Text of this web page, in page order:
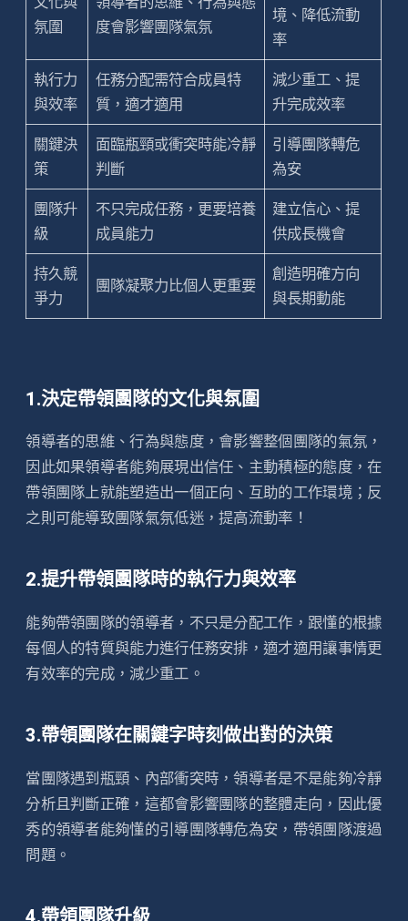
氛圍
度會影響團隊氣氛
境、降低流動
率
執行力
與效率
任務分配需符合成員特
質，適才適用
減少重工、提
升完成效率
關鍵決
策
面臨瓶頸或衝突時能冷靜
判斷
引導團隊轉危
為安
團隊升
級
不只完成任務，更要培養
成員能力
建立信心、提
供成長機會
持久競
爭力
團隊凝聚力比個人更重要
創造明確方向
與長期動能
1.決定帶領團隊的文化與氛圍
領導者的思維、行為與態度，會影響整個團隊的氣氛，
因此如果領導者能夠展現出信任、主動積極的態度，在
帶領團隊上就能塑造出一個正向、互助的工作環境；反
之則可能導致團隊氣氛低迷，提高流動率！
2.提升帶領團隊時的執行力與效率
能夠帶領團隊的領導者，不只是分配工作，跟懂的根據
每個人的特質與能力進行任務安排，適才適用讓事情更
有效率的完成，減少重工。
3.帶領團隊在關鍵字時刻做出對的決策
當團隊遇到瓶頸、內部衝突時，領導者是不是能夠冷靜
分析且判斷正確，這都會影響團隊的整體走向，因此優
秀的領導者能夠懂的引導團隊轉危為安，帶領團隊渡過
問題。
4.帶領團隊升級